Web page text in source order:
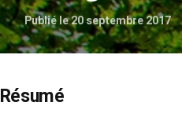
Publié le 20 septembre 2017
Résumé